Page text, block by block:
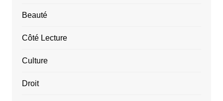
Beauté
Côté Lecture
Culture
Droit